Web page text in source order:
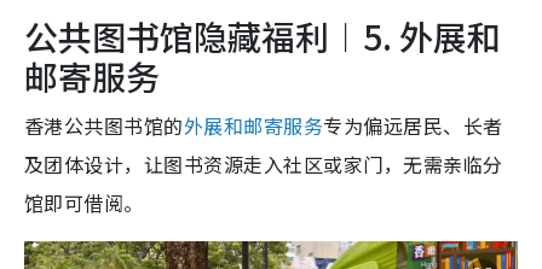
公共图书馆隐藏福利︱5. 外展和
邮寄服务
香港公共图书馆的外展和邮寄服务专为偏远居民、长者
及团体设计，让图书资源走入社区或家门，无需亲临分
馆即可借阅。